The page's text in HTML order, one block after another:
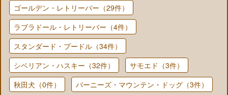
ゴールデン・レトリーバー（29件）
ラブラドール・レトリーバー（4件）
スタンダード・プードル（34件）
シベリアン・ハスキー（32件）
サモエド（3件）
秋田犬（0件）
バーニーズ・マウンテン・ドッグ（3件）